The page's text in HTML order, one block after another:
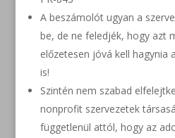
A beszámolót ugyan a
be, de ne feledjék, hogy azt
előzetesen jóvá kell hagynia
is!
Szintén nem szabad
nonprofit szervezetek
függetlenül attól, hogy az